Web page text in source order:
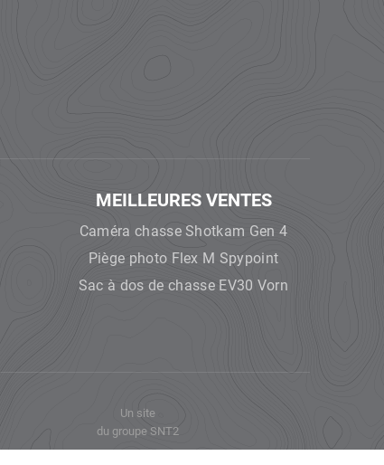
MEILLEURES VENTES
Caméra chasse Shotkam Gen 4
Piège photo Flex M Spypoint
Sac à dos de chasse EV30 Vorn
Un site
du groupe SNT2